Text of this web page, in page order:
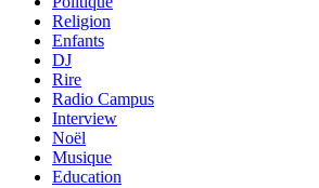
Religion
Enfants
DJ
Rire
Radio Campus
Interview
Noël
Musique
Education